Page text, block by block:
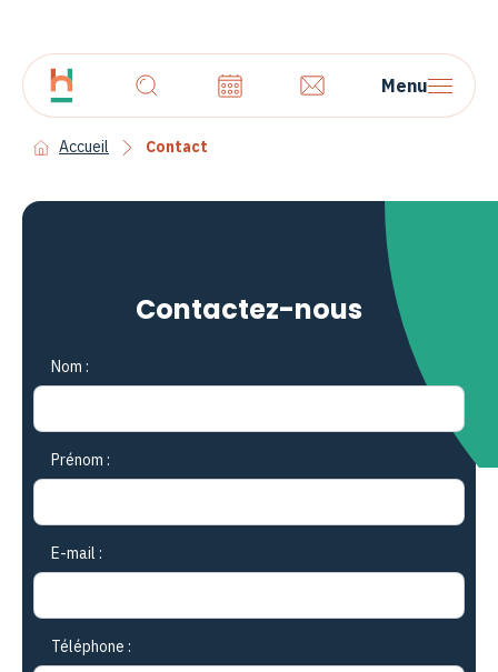
Menu
Accueil Contact
Contactez-nous
Nom :
Prénom :
E-mail :
Téléphone :